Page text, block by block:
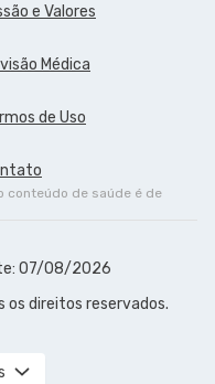
e Valores
Médica
de Uso
conteúdo de saúde é de
07/08/2026
os direitos reservados.